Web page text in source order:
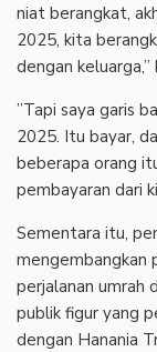
niat berangkat,
2025, kita
dengan keluarga,”
‎”Tapi saya garis
2025. Itu bayar,
beberapa orang
pembayaran dari
‎Sementara itu,
mengembangkan
perjalanan umrah
publik figur yang
dengan Hanania